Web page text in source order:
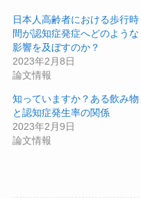
日本人高齢者における歩行時
間が認知症発症へどのような
影響を及ぼすのか？
2023年2月8日
論文情報
知っていますか？ある飲み物
と認知症発生率の関係
2023年2月9日
論文情報